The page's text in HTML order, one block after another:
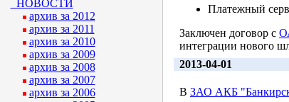
НОВОСТИ
архив за 2012
архив за 2011
архив за 2010
архив за 2009
архив за 2008
архив за 2007
архив за 2006
Платежный
Заключен договор c
интеграции нового
2013-04-01
В ЗАО АКБ